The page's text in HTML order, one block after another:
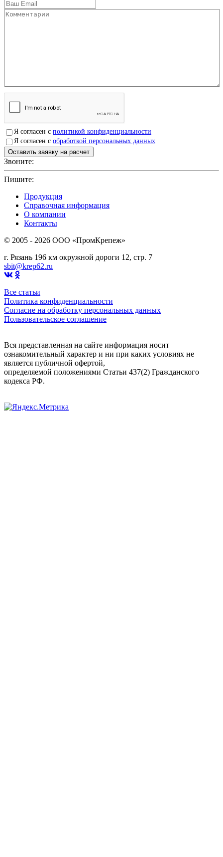
Я согласен с политикой конфиденциальности
Я согласен с обработкой персональных данных
Звоните:
Пишите:
Продукция
Справочная информация
О компании
Контакты
© 2005 - 2026 OOO «ПромКрепеж»
г. Рязань 196 км окружной дороги 12, стр. 7
sbit@krep62.ru
Все статьи
Политика конфиденциальности
Согласие на обработку персональных данных
Пользовательское соглашение
Вся представленная на сайте информация носит
ознакомительный характер и ни при каких условиях не
является публичной офертой,
определяемой положениями Статьи 437(2) Гражданского
кодекса РФ.